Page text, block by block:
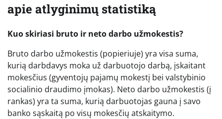
apie atlyginimų statistiką
Kuo skiriasi bruto ir neto darbo užmokestis?
Bruto darbo užmokestis (popieriuje) yra visa suma,
kurią darbdavys moka už darbuotojo darbą, įskaitant
mokesčius (gyventojų pajamų mokestį bei valstybinio
socialinio draudimo įmokas). Neto darbo užmokestis (į
rankas) yra ta suma, kurią darbuotojas gauna į savo
banko sąskaitą po visų mokesčių atskaitymo.